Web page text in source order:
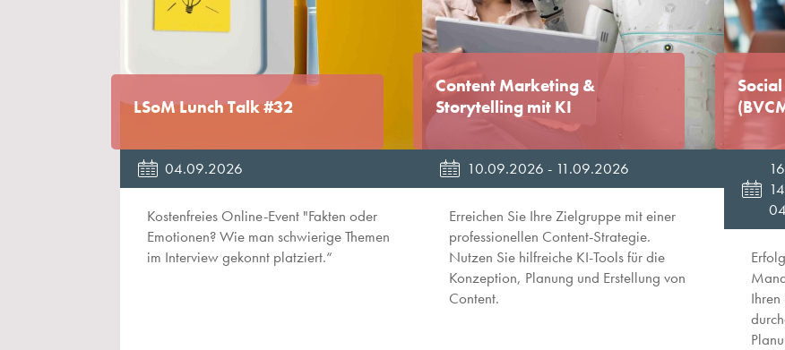
LSoM Lunch Talk #32
04.09.2026
Kostenfreies Online-Event "Fakten oder
Emotionen? Wie man schwierige Themen
im Interview gekonnt platziert.“
Content Marketing &
Storytelling mit KI
10.09.2026 - 11.09.2026
Erreichen Sie Ihre Zielgruppe mit einer
professionellen Content-Strategie.
Nutzen Sie hilfreiche KI-Tools für die
Konzeption, Planung und Erstellung von
Content.